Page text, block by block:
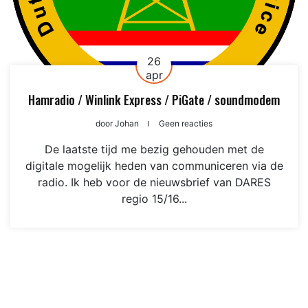
26
apr
Hamradio / Winlink Express / PiGate / soundmodem
doorJohan Geen reacties
De laatste tijd me bezig gehouden met de
digitale mogelijk heden van communiceren via de
radio. Ik heb voor de nieuwsbrief van DARES
regio 15/16...